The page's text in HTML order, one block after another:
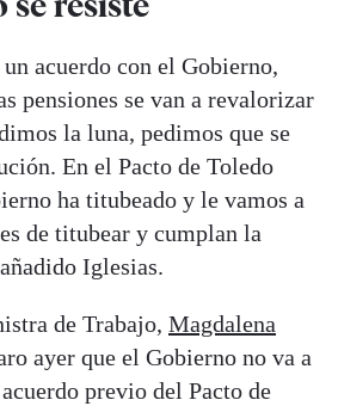
acuerdo con el Gobierno,
pensiones se van a revalorizar
la luna, pedimos que se
En el Pacto de Toledo
ha titubeado y le vamos a
de titubear y cumplan la
Iglesias.
de Trabajo, Magdalena
ayer que el Gobierno no va a
previo del Pacto de